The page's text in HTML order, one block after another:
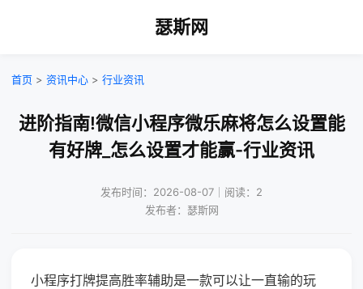
瑟斯网
首页 > 资讯中心 > 行业资讯
进阶指南!微信小程序微乐麻将怎么设置能
有好牌_怎么设置才能赢-行业资讯
发布时间：2026-08-07｜阅读：2
发布者：瑟斯网
小程序打牌提高胜率辅助是一款可以让一直输的玩